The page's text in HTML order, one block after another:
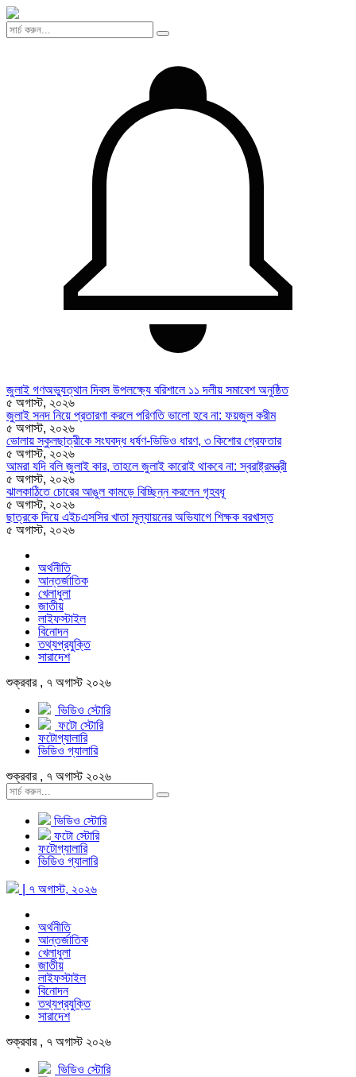
জুলাই গণঅভ্যুত্থান দিবস উপলক্ষ্যে বরিশালে ১১ দলীয় সমাবেশ অনুষ্ঠিত
৫ অগাস্ট, ২০২৬
জুলাই সনদ নিয়ে প্রতারণা করলে পরিণতি ভালো হবে না: ফয়জুল করীম
৫ অগাস্ট, ২০২৬
ভোলায় স্কুলছাত্রীকে সংঘবদ্ধ ধর্ষণ-ভিডিও ধারণ, ৩ কিশোর গ্রেফতার
৫ অগাস্ট, ২০২৬
আমরা যদি বলি জুলাই কার, তাহলে জুলাই কারোই থাকবে না: স্বরাষ্ট্রমন্ত্রী
৫ অগাস্ট, ২০২৬
ঝালকাঠিতে চোরের আঙুল কামড়ে বিচ্ছিন্ন করলেন গৃহবধূ
৫ অগাস্ট, ২০২৬
ছাত্রকে দিয়ে এইচএসসির খাতা মূল্যায়নের অভিযাগে শিক্ষক বরখাস্ত
৫ অগাস্ট, ২০২৬
অর্থনীতি
আন্তর্জাতিক
খেলাধুলা
জাতীয়
লাইফস্টাইল
বিনোদন
তথ্যপ্রযুক্তি
সারাদেশ
শুক্রবার , ৭ অগাস্ট ২০২৬
ভিডিও স্টোরি
ফটো স্টোরি
ফটোগ্যালারি
ভিডিও গ্যালারি
শুক্রবার , ৭ অগাস্ট ২০২৬
ভিডিও স্টোরি
ফটো স্টোরি
ফটোগ্যালারি
ভিডিও গ্যালারি
| ৭ অগাস্ট, ২০২৬
অর্থনীতি
আন্তর্জাতিক
খেলাধুলা
জাতীয়
লাইফস্টাইল
বিনোদন
তথ্যপ্রযুক্তি
সারাদেশ
শুক্রবার , ৭ অগাস্ট ২০২৬
ভিডিও স্টোরি